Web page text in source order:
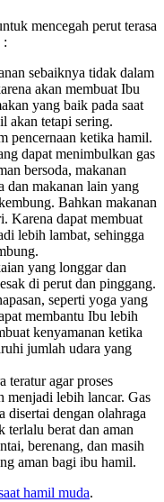
mencegah perut terasa
:
sebaiknya tidak dalam
akan membuat Ibu
yang baik pada saat
akan tetapi sering.
pencernaan ketika hamil.
dapat menimbulkan gas
bersoda, makanan
dan makanan lain yang
Bahkan makanan
Karena dapat membuat
lebih lambat, sehingga
yang longgar dan
di perut dan pinggang.
seperti yoga yang
membantu Ibu lebih
kenyamanan ketika
jumlah udara yang
teratur agar proses
menjadi lebih lancar. Gas
disertai dengan olahraga
terlalu berat dan aman
berenang, dan masih
aman bagi ibu hamil.
hamil muda.